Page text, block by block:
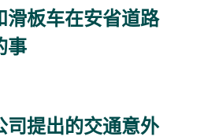
滑板车在安省道路
事
司提出的交通意外